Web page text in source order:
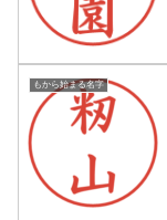
もから始まる名字